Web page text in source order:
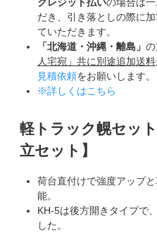
だき、引き落としの際に
ていただきます。
「北海道・沖縄・離島」
人宅宛」共に別途追加送料
見積依頼をお願いします。
※詳しくはこちら
軽トラック幌セッ
立セット】
荷台直付けで強度アップ
能。
KH-5は後方開きタイプで
した。